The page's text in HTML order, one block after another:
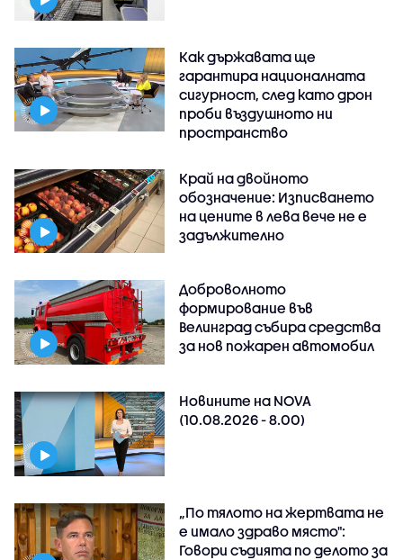
Как държавата ще
гарантира националната
сигурност, след като дрон
проби въздушното ни
пространство
Край на двойното
обозначение: Изписването
на цените в лева вече не е
задължително
Доброволното
формирование във
Велинград събира средства
за нов пожарен автомобил
Новините на NOVA
(10.08.2026 - 8.00)
„По тялото на жертвата не
е имало здраво място":
Говори съдията по делото за